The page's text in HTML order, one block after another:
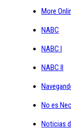
More
NABC
NABC I
NABC II
No es
Noticias